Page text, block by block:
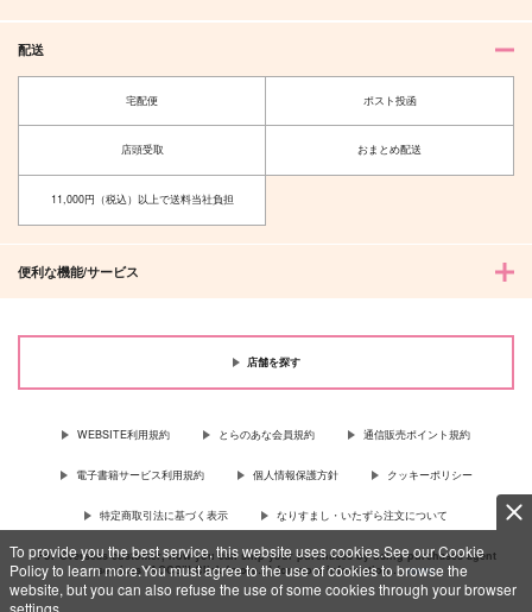
To provide you the best service, this website uses cookies.See our Cookie
Policy to learn more.You must agree to the use of cookies to browse the
website, but you can also refuse the use of some cookies through your browser
settings.
配送
宅配便 ポスト投函
店頭受取 おまとめ配送
11,000円（税込）以上で送料当社負担
便利な機能/サービス
店舗を探す
WEBSITE利用規約 とらのあな会員規約 通信販売ポイント規約
電子書籍サービス利用規約 個人情報保護方針 クッキーポリシー
特定商取引法に基づく表示 なりすまし・いたずら注文について
For Overseas customer, now you can ship your purchases by using purchases agent
services “AOCS”! Click {more…} for more information …more